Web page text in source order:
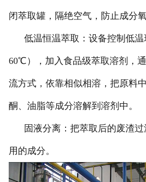
闭萃取罐，隔绝空气，防止成分氧
低温恒温萃取：设备控制低温
60℃），加入食品级萃取溶剂，
流方式，依靠相似相溶，把原料
酮、油脂等成分溶解到溶剂中。
固液分离：把萃取后的废渣过
用的成分。